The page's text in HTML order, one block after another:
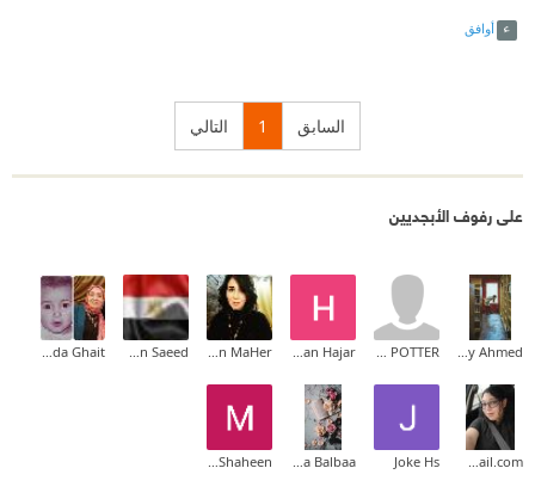
أوافق
السابق 1 التالي
على رفوف الأبجديين
Maaly Ahmed
TONY POTTER
Hakan Hajar
NaGwan MaHer
Nesreen Saeed
Ghada Ghait
hala1osama@gmail.com
Joke Hs
Asmaa Balbaa
Marwa Shaheen